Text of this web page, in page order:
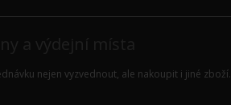
nejen vyzvednout, ale nakoupit i jiné zboží.